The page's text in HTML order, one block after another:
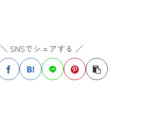
＼ SNSでシェアする ／